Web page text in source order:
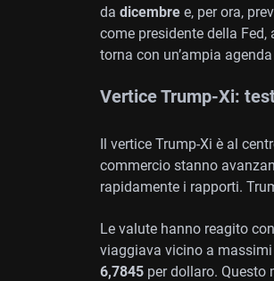
da dicembre e, per ora,
come presidente della
torna con un’ampia
Vertice Trump-Xi:
Il vertice Trump-Xi è al
commercio stanno
rapidamente i rapporti.
Le valute hanno reagito
viaggiava vicino a
6,7845 per dollaro. Questo